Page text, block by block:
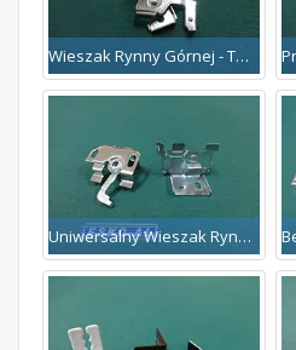
Wieszak Rynny Górnej - Twist
Uniwersalny Wieszak Rynny Górnej Twist